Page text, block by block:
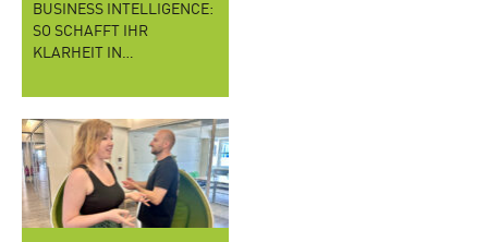
BUSINESS INTELLIGENCE:
SO SCHAFFT IHR
KLARHEIT IN…